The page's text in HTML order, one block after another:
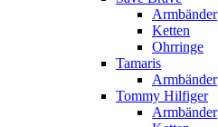
Armbänder
Ketten
Ohrringe
Tamaris
Armbänder
Tommy Hilfiger
Armbänder